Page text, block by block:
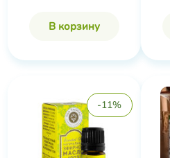
В корзину
-11%